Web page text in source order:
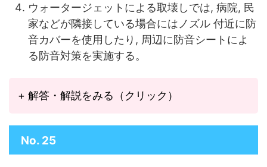
ウォータージェットによる取壊しでは, 病院, 民
家などが隣接している場合にはノズル 付近に防
音カバーを使用したり, 周辺に防音シートによ
る防音対策を実施する。
+ 解答・解説をみる（クリック）
No. 25